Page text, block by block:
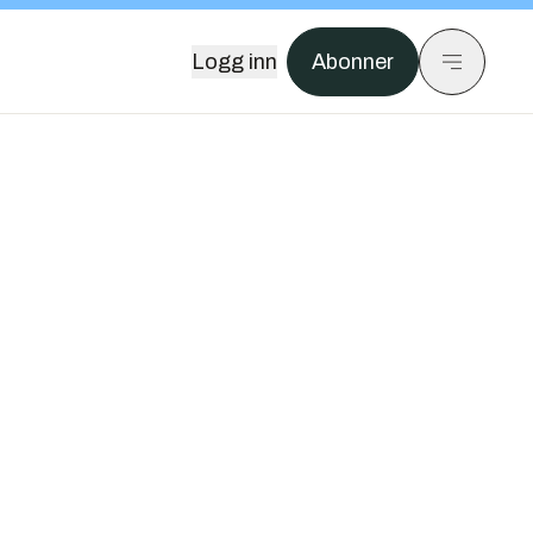
Logg inn Abonner